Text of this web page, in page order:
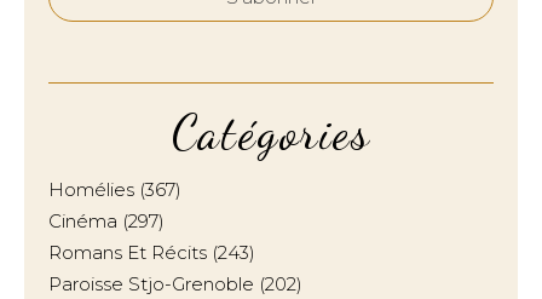
Catégories
Homélies (367)
Cinéma (297)
Romans Et Récits (243)
Paroisse Stjo-Grenoble (202)